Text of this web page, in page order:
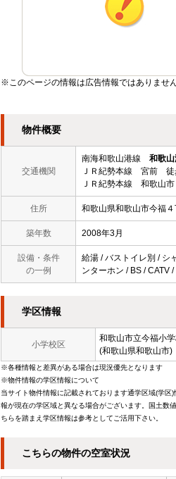
※このページの情報は広告情報ではありませ
物件概要
交通機関
南海和歌山港線 和歌
ＪＲ紀勢本線 宮前 徒
ＪＲ紀勢本線 和歌山
住所 和歌山県和歌山市今福４
築年数 2008年3月
設備・条件
の一例
給湯 / バストイレ別 / シ
ンターホン / BS / CATV
学区情報
小学校区
和歌山市立今福小
(和歌山県和歌山市)
※各種情報と差異がある場合は現況優先となります
※物件情報の学区情報について
当サイト物件情報に記載されております通学区域(学
報が現在の学区域と異なる場合がございます。国土数
ちらを踏まえ学区情報は参考としてご活用下さい。
こちらの物件の空室状況